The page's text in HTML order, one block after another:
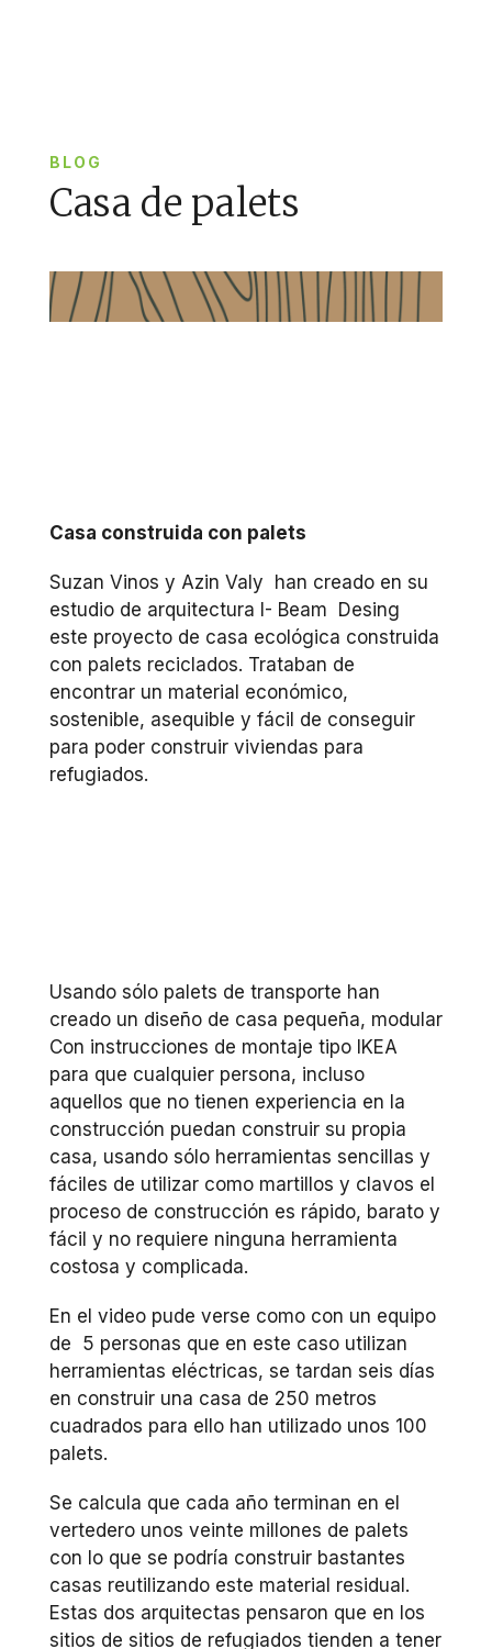
BLOG
Casa de palets
Casa construida con palets
Suzan Vinos y Azin Valy han creado en su
estudio de arquitectura I- Beam Desing
este proyecto de casa ecológica construida
con palets reciclados. Trataban de
encontrar un material económico,
sostenible, asequible y fácil de conseguir
para poder construir viviendas para
refugiados.
Usando sólo palets de transporte han
creado un diseño de casa pequeña, modular
Con instrucciones de montaje tipo IKEA
para que cualquier persona, incluso
aquellos que no tienen experiencia en la
construcción puedan construir su propia
casa, usando sólo herramientas sencillas y
fáciles de utilizar como martillos y clavos el
proceso de construcción es rápido, barato y
fácil y no requiere ninguna herramienta
costosa y complicada.
En el video pude verse como con un equipo
de 5 personas que en este caso utilizan
herramientas eléctricas, se tardan seis días
en construir una casa de 250 metros
cuadrados para ello han utilizado unos 100
palets.
Se calcula que cada año terminan en el
vertedero unos veinte millones de palets
con lo que se podría construir bastantes
casas reutilizando este material residual.
Estas dos arquitectas pensaron que en los
sitios de sitios de refugiados tienden a tener